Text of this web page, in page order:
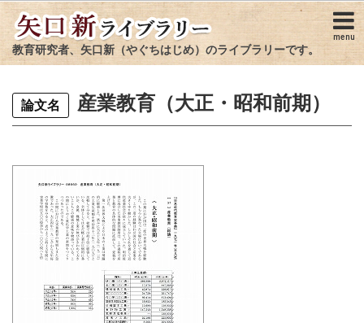
menu
教育研究者、矢口新（やぐちはじめ）のライブラリーです。
論文名 産業教育（大正・昭和前期）